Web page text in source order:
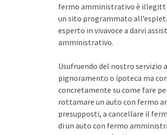
fermo amministrativo è
un sito programmato
esperto in vivavoce a darvi
amministrativo.
Usufruendo del nostro servizio
pignoramento o ipoteca ma
concretamente su come fare
rottamare un auto con fermo
presupposti, a cancellare il
di un auto con fermo